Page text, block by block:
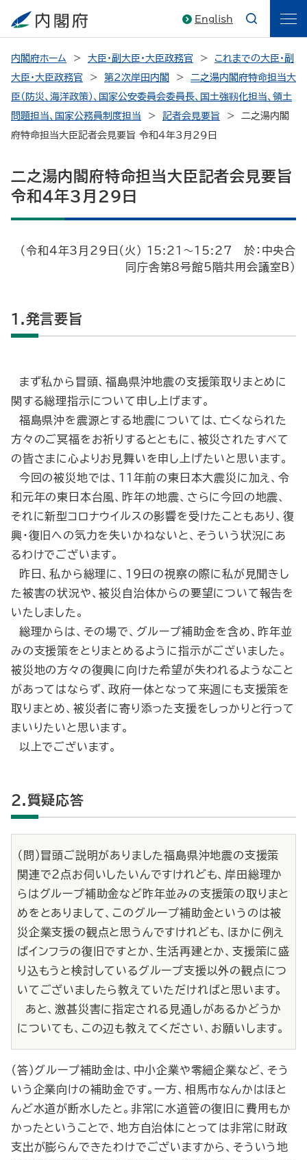
English
内閣府ホーム 大臣・副大臣・大臣政務官
これまでの大臣・副
大臣・大臣政務官
第2次岸田内閣
二之湯内閣府特命担当大
臣（防災、海洋政策）、国家公安委員会委員長、国土強靱化担当、領土
問題担当、国家公務員制度担当
記者会見要旨
二之湯内閣
府特命担当大臣記者会見要旨 令和4年3月29日
二之湯内閣府特命担当大臣記者会見要旨
令和4年3月29日
（令和4年3月29日（火） 15:21～15:27 於：中央合
同庁舎第8号館5階共用会議室B）
1.発言要旨
まず私から冒頭、福島県沖地震の支援策取りまとめに
関する総理指示について申し上げます。
福島県沖を震源とする地震については、亡くなられた
方々のご冥福をお祈りするとともに、被災されたすべて
の皆さまに心よりお見舞いを申し上げたいと思います。
今回の被災地では、11年前の東日本大震災に加え、令
和元年の東日本台風、昨年の地震、さらに今回の地震、
それに新型コロナウイルスの影響を受けたこともあり、復
興・復旧への気力を失いかねないと、そういう状況にあ
るわけでございます。
昨日、私から総理に、19日の視察の際に私が見聞きし
た被害の状況や、被災自治体からの要望について報告を
いたしました。
総理からは、その場で、グループ補助金を含め、昨年並
みの支援策をとりまとめるように指示がございました。
被災地の方々の復興に向けた希望が失われるようなこと
があってはならず、政府一体となって来週にも支援策を
取りまとめ、被災者に寄り添った支援をしっかりと行って
まいりたいと思います。
以上でございます。
2.質疑応答
（問）冒頭ご説明がありました福島県沖地震の支援策
関連で２点お伺いしたいんですけれども、岸田総理か
らはグループ補助金など昨年並みの支援策の取りまと
めをとありまして、このグループ補助金というのは被
災企業支援の観点と思うんですけれども、ほかに例え
ばインフラの復旧ですとか、生活再建とか、支援策に盛
り込もうと検討しているグループ支援以外の観点につ
いてございましたら教えていただければと思います。
あと、激甚災害に指定される見通しがあるかどうか
についても、この辺も教えてください、お願いします。
（答）グループ補助金は、中小企業や零細企業など、そう
いう企業向けの補助金です。一方、相馬市なんかはほと
んど水道が断水したと。非常に水道管の復旧に費用もか
かったということで、地方自治体にとっては非常に財政
支出が膨らんできたわけでございますから、そういう地